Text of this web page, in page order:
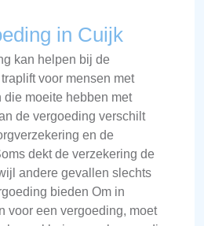
in Cuijk
kan helpen bij de
voor mensen met
moeite hebben met
de vergoeding verschilt
en de
dekt de verzekering de
andere gevallen slechts
bieden Om in
voor een vergoeding, moet